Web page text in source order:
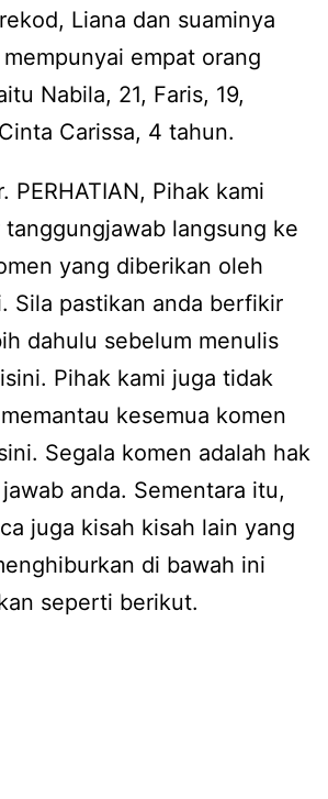
Liana dan suaminya
mempunyai empat orang
Nabila, 21, Faris, 19,
Carissa, 4 tahun.
PERHATIAN, Pihak kami
langsung ke
yang diberikan oleh
Sila pastikan anda berfikir
dahulu sebelum menulis
Pihak kami juga tidak
kesemua komen
Segala komen adalah hak
anda. Sementara itu,
juga kisah kisah lain yang
di bawah ini
seperti berikut.